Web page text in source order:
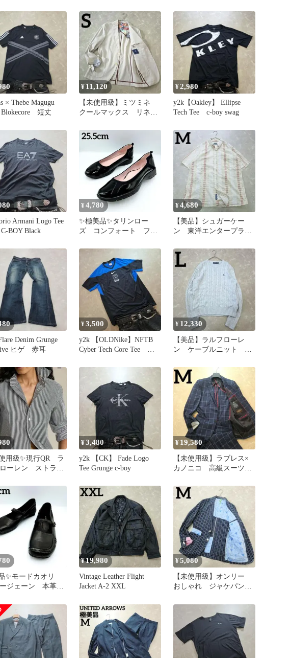
ト L
ー S おしゃれ
グレー
× Thebe Magugu
短丈
¥ 11,120
【未使用級】ミツミネ
クールマックス リネン
秋 裏地柄
¥2,980
y2k【Oakley】 Ellipse
Tech Tee c-boy swag
Armani Logo Tee
BOY Black
¥ 4,780
✨極美品✨タリンロー
ズ コンフォート フラ
健康靴
¥4,680
【美品】シュガーケー
ン 東洋エンタープライ
ト ヴィンテージ
Denim Grunge
ヒゲ 赤耳
¥3,500
y2k 【OLDNike】NFTB
Cyber Tech Core Tee 短
¥ 12,330
【美品】ラルフローレ
ン ケーブルニット グ
近年モデル 綿
用級✨現行QR ラ
ーレン ストライ
長袖
¥3,480
y2k 【CK】 Fade Logo
Tee Grunge c-boy
¥ 19,580
【未使用級】ラブレス×
カノニコ 高級スーツ
相当 伊製生地
✨モードカオリ
ージェーン 本革
¥19,980
Vintage Leather Flight
Jacket A-2 XXL
¥5,080
【未使用級】オンリー
おしゃれ ジャケパン
地総柄 M